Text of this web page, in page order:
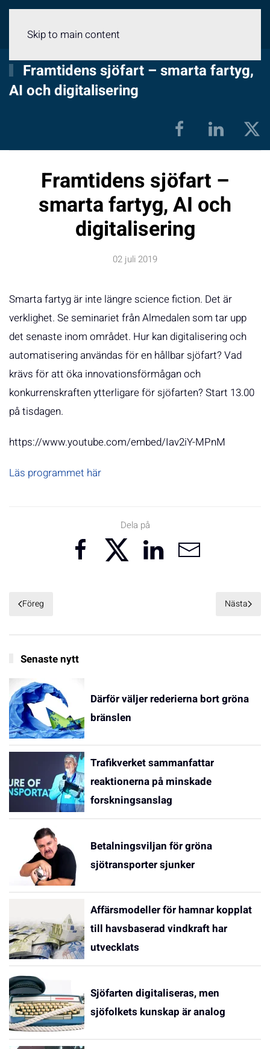
Skip to main content
Framtidens sjöfart – smarta fartyg,
AI och digitalisering
Framtidens sjöfart –
smarta fartyg, AI och
digitalisering
02 juli 2019
Smarta fartyg är inte längre science fiction. Det är
verklighet. Se seminariet från Almedalen som tar upp
det senaste inom området. Hur kan digitalisering och
automatisering användas för en hållbar sjöfart? Vad
krävs för att öka innovationsförmågan och
konkurrenskraften ytterligare för sjöfarten? Start 13.00
på tisdagen.
https://www.youtube.com/embed/Iav2iY-MPnM
Läs programmet här
Dela på
Föreg Nästa
Senaste nytt
Därför väljer rederierna bort gröna
bränslen
Trafikverket sammanfattar
reaktionerna på minskade
forskningsanslag
Betalningsviljan för gröna
sjötransporter sjunker
Affärsmodeller för hamnar kopplat
till havsbaserad vindkraft har
utvecklats
Sjöfarten digitaliseras, men
sjöfolkets kunskap är analog